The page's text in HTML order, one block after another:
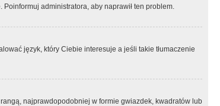
administratora, aby naprawił ten problem.
język, który Ciebie interesuje a jeśli takie tłumaczenie
najprawdopodobniej w formie gwiazdek, kwadratów lub